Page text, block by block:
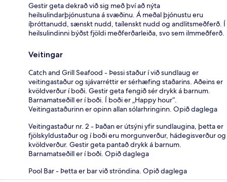
Gestir geta dekrað við sig með því að nýta
heilsulindarþjónustuna á svæðinu. Á meðal þjónustu eru
íþróttanudd, sænskt nudd, taílenskt nudd og andlitsmeðferð. Í
heilsulindinni býðst fjöldi meðferðarleiða, svo sem ilmmeðferð.
Veitingar
Catch and Grill Seafood - Þessi staður í við sundlaug er
veitingastaður og sjávarréttir er sérhæfing staðarins. Aðeins er
kvöldverður í boði. Gestir geta fengið sér drykk á barnum.
Barnamatseðill er í boði. Í boði er „Happy hour“.
Veitingastaðurinn er opinn allan sólarhringinn. Opið daglega
Veitingastaður nr. 2 - Þaðan er útsýni yfir sundlaugina, þetta er
fjölskyldustaður og í boði eru morgunverður, hádegisverður og
kvöldverður. Gestir geta pantað drykk á barnum.
Barnamatseðill er í boði. Opið daglega
Pool Bar - Þetta er bar við ströndina. Opið daglega